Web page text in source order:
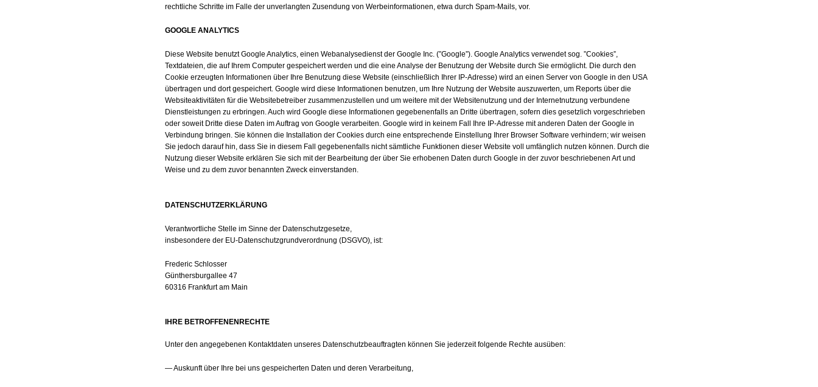
rechtliche Schritte im Falle der unverlangten Zusendung von Werbeinformationen, etwa durch Spam-Mails, vor.
GOOGLE ANALYTICS
Diese Website benutzt Google Analytics, einen Webanalysedienst der Google Inc. (”Google”). Google Analytics verwendet sog. ”Cookies”,
Textdateien, die auf Ihrem Computer gespeichert werden und die eine Analyse der Benutzung der Website durch Sie ermöglicht. Die durch den
Cookie erzeugten Informationen über Ihre Benutzung diese Website (einschließlich Ihrer IP-Adresse) wird an einen Server von Google in den USA
übertragen und dort gespeichert. Google wird diese Informationen benutzen, um Ihre Nutzung der Website auszuwerten, um Reports über die
Websiteaktivitäten für die Websitebetreiber zusammenzustellen und um weitere mit der Websitenutzung und der Internetnutzung verbundene
Dienstleistungen zu erbringen. Auch wird Google diese Informationen gegebenenfalls an Dritte übertragen, sofern dies gesetzlich vorgeschrieben
oder soweit Dritte diese Daten im Auftrag von Google verarbeiten. Google wird in keinem Fall Ihre IP-Adresse mit anderen Daten der Google in
Verbindung bringen. Sie können die Installation der Cookies durch eine entsprechende Einstellung Ihrer Browser Software verhindern; wir weisen
Sie jedoch darauf hin, dass Sie in diesem Fall gegebenenfalls nicht sämtliche Funktionen dieser Website voll umfänglich nutzen können. Durch die
Nutzung dieser Website erklären Sie sich mit der Bearbeitung der über Sie erhobenen Daten durch Google in der zuvor beschriebenen Art und
Weise und zu dem zuvor benannten Zweck einverstanden.
DATENSCHUTZERKLÄRUNG
Verantwortliche Stelle im Sinne der Datenschutzgesetze,
insbesondere der EU-Datenschutzgrundverordnung (DSGVO), ist:
Frederic Schlosser
Günthersburgallee 47
60316 Frankfurt am Main
IHRE BETROFFENENRECHTE
Unter den angegebenen Kontaktdaten unseres Datenschutzbeauftragten können Sie jederzeit folgende Rechte ausüben:
— Auskunft über Ihre bei uns gespeicherten Daten und deren Verarbeitung,